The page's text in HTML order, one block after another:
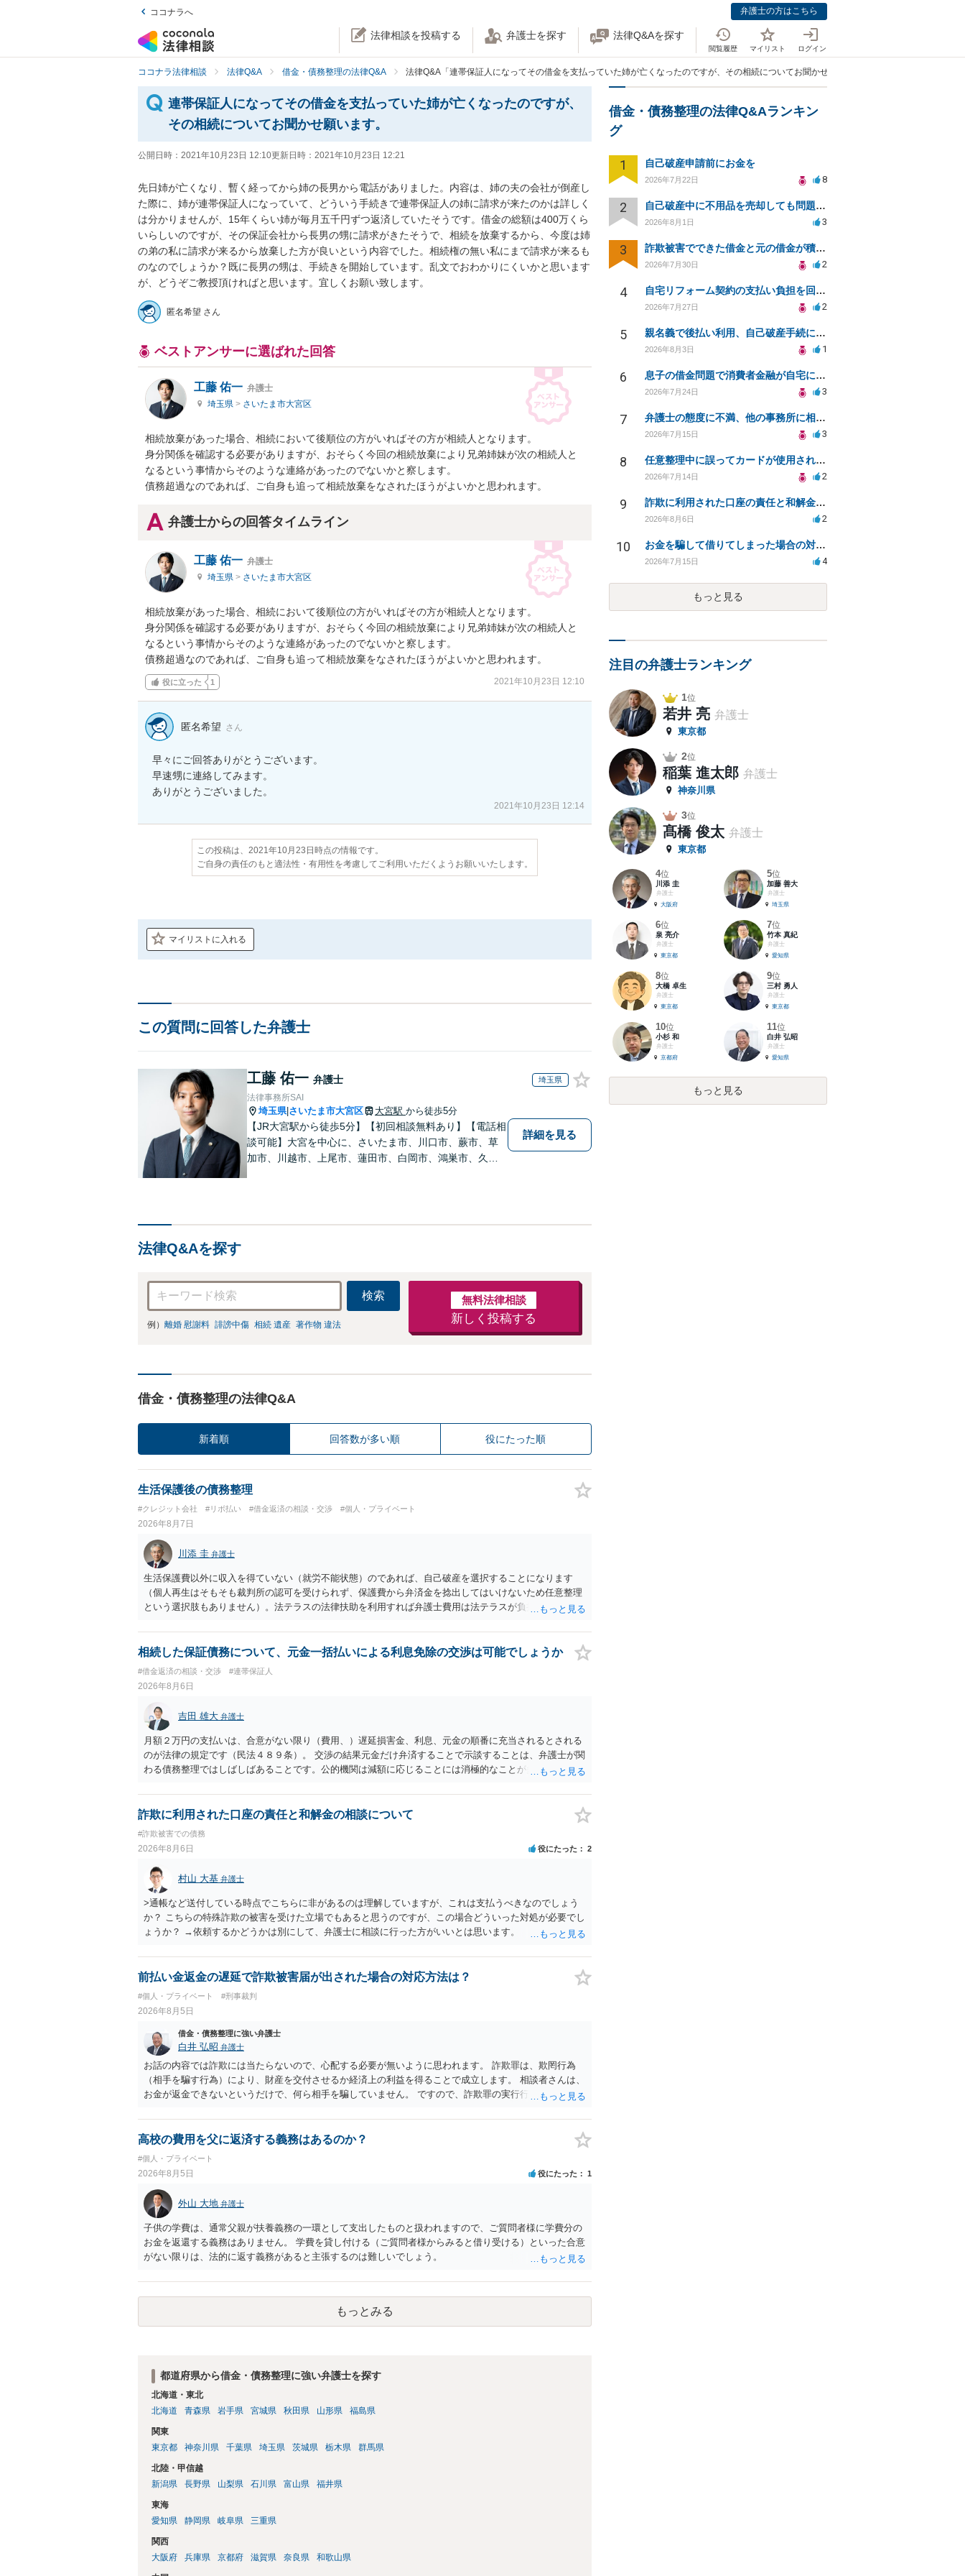
ココナラへ 弁護士の方はこちら
法律相談を投稿する 弁護士を探す 法律Q&Aを探す
閲覧履歴 マイリスト ログイン
ココナラ法律相談 法律Q&A 借金・債務整理の法律Q&A 法律Q&A「連帯保証人になってその借金を支払っていた姉が亡くなったのですが、その相続についてお聞かせ願います。」
連帯保証人になってその借金を支払っていた姉が亡くなったのですが、
その相続についてお聞かせ願います。
公開日時： 2021年10月23日 12:10更新日時： 2021年10月23日 12:21
先日姉が亡くなり、暫く経ってから姉の長男から電話がありました。内容は、姉の夫の会社が倒産し
た際に、姉が連帯保証人になっていて、どういう手続きで連帯保証人の姉に請求が来たのかは詳しく
は分かりませんが、15年くらい姉が毎月五千円ずつ返済していたそうです。借金の総額は400万くら
いらしいのですが、その保証会社から長男の甥に請求がきたそうで、相続を放棄するから、今度は姉
の弟の私に請求が来るから放棄した方が良いという内容でした。相続権の無い私にまで請求が来るも
のなのでしょうか？既に長男の甥は、手続きを開始しています。乱文でおわかりにくいかと思います
が、どうぞご教授頂ければと思います。宜しくお願い致します。
匿名希望 さん
ベストアンサーに選ばれた回答
工藤 佑一 弁護士
埼玉県 > さいたま市大宮区
相続放棄があった場合、相続において後順位の方がいればその方が相続人となります。
身分関係を確認する必要がありますが、おそらく今回の相続放棄により兄弟姉妹が次の相続人と
なるという事情からそのような連絡があったのでないかと察します。
債務超過なのであれば、ご自身も追って相続放棄をなされたほうがよいかと思われます。
弁護士からの回答タイムライン
工藤 佑一 弁護士
埼玉県 > さいたま市大宮区
相続放棄があった場合、相続において後順位の方がいればその方が相続人となります。
身分関係を確認する必要がありますが、おそらく今回の相続放棄により兄弟姉妹が次の相続人と
なるという事情からそのような連絡があったのでないかと察します。
債務超過なのであれば、ご自身も追って相続放棄をなされたほうがよいかと思われます。
役に立った 1 2021年10月23日 12:10
匿名希望 さん
早々にご回答ありがとうございます。
早速甥に連絡してみます。
ありがとうございました。
2021年10月23日 12:14
この投稿は、2021年10月23日時点の情報です。
ご自身の責任のもと適法性・有用性を考慮してご利用いただくようお願いいたします。
マイリストに入れる
この質問に回答した弁護士
工藤 佑一 弁護士 埼玉県
法律事務所SAI
埼玉県| さいたま市大宮区 大宮駅 から徒歩5分
【JR大宮駅から徒歩5分】【初回相談無料あり】【電話相
談可能】大宮を中心に、さいたま市、川口市、蕨市、草
加市、川越市、上尾市、蓮田市、白岡市、鴻巣市、久喜
詳細を見る
法律Q&Aを探す
検索
例） 離婚 慰謝料 誹謗中傷 相続 遺産 著作物 違法
無料法律相談
新しく投稿する
借金・債務整理の法律Q&A
新着順 回答数が多い順 役にたった順
生活保護後の債務整理
#クレジット会社 #リボ払い #借金返済の相談・交渉 #個人・プライベート
2026年8月7日
川添 圭 弁護士
生活保護費以外に収入を得ていない（就労不能状態）のであれば、自己破産を選択することになります
（個人再生はそもそも裁判所の認可を受けられず、保護費から弁済金を捻出してはいけないため任意整理
という選択肢もありません）。法テラスの法律扶助を利用すれば弁護士費用は法テラスが負担し、裁判所
相続した保証債務について、元金一括払いによる利息免除の交渉は可能でしょうか
#借金返済の相談・交渉 #連帯保証人
2026年8月6日
吉田 雄大 弁護士
月額２万円の支払いは、合意がない限り（費用、）遅延損害金、利息、元金の順番に充当されるとされる
のが法律の規定です（民法４８９条）。 交渉の結果元金だけ弁済することで示談することは、弁護士が関
わる債務整理ではしばしばあることです。公的機関は減額に応じることには消極的なことが多いものの、
詐欺に利用された口座の責任と和解金の相談について
#詐欺被害での債務
2026年8月6日 役にたった 2
村山 大基 弁護士
>通帳など送付している時点でこちらに非があるのは理解していますが、これは支払うべきなのでしょう
か？ こちらの特殊詐欺の被害を受けた立場でもあると思うのですが、この場合どういった対処が必要でし
ょうか？ →依頼するかどうかは別にして、弁護士に相談に行った方がいいとは思います。 そもそも、
とは可能でしょうか？ →一般的には難しいです。相談者さんも１００万円の被害を受けたとして、１円も
払わないで和解したいと言われたら、 できるだけ重い刑罰を与えて欲しい、と思われるのではないでし
だ、弁護士費用かけるならその分賠償に回すことも考えられるので、 兼ね合いは考えてみましょう。
前払い金返金の遅延で詐欺被害届が出された場合の対応方法は？
#個人・プライベート #刑事裁判
2026年8月5日
借金・債務整理に強い弁護士
白井 弘昭 弁護士
お話の内容では詐欺には当たらないので、心配する必要が無いように思われます。 詐欺罪は、欺罔行為
（相手を騙す行為）により、財産を交付させるか経済上の利益を得ることで成立します。 相談者さんは、
お金が返金できないというだけで、何ら相手を騙していません。 ですので、詐欺罪の実行行為性が無く罪
を述べた場合は、捜査はあるかもしれません。 ただし、捜査において、真実を説明すれば、「ちゃんと返
しなさいよ」程度の注意で済むことだと思われます。 また、返せるお金が無いのであれば、返せないのは
高校の費用を父に返済する義務はあるのか？
#個人・プライベート
2026年8月5日 役にたった 1
外山 大地 弁護士
子供の学費は、通常父親が扶養義務の一環として支出したものと扱われますので、ご質問者様に学費分の
お金を返還する義務はありません。 学費を貸し付ける（ご質問者様からみると借り受ける）といった合意
がない限りは、法的に返す義務があると主張するのは難しいでしょう。
もっとみる
都道府県から借金・債務整理に強い弁護士を探す
北海道・東北
北海道
青森県 岩手県 宮城県 秋田県 山形県 福島県
関東
東京都
神奈川県 千葉県 埼玉県 茨城県 栃木県 群馬県
北陸・甲信越
新潟県
長野県 山梨県 石川県 富山県 福井県
東海
愛知県
静岡県 岐阜県 三重県
関西
大阪府
兵庫県 京都府 滋賀県 奈良県 和歌山県
借金・債務整理の法律Q&Aランキン
グ
1 自己破産申請前にお金を
2026年7月22日 8
2 自己破産中に不用品を売却しても問題ないか？
2026年8月1日 3
3 詐欺被害でできた借金と元の借金が積み重なり返済困難
2026年7月30日 2
4 自宅リフォーム契約の支払い負担を回避する方法は？
2026年7月27日 2
5 親名義で後払い利用、自己破産手続に影響はあるか？
2026年8月3日 1
6 息子の借金問題で消費者金融が自宅にくるのをやめさせる方法はないですか？
2026年7月24日 3
7 弁護士の態度に不満、他の事務所に相談すべきか？
2026年7月15日 3
8 任意整理中に誤ってカードが使用されてしまった
2026年7月14日 2
9 詐欺に利用された口座の責任と和解金の相談について
2026年8月6日 2
10 お金を騙して借りてしまった場合の対処法と今後の対応策
2026年7月15日 4
もっと見る
注目の弁護士ランキング
1位
若井 亮 弁護士
東京都
2位
稲葉 進太郎 弁護士
神奈川県
3位
髙橋 俊太 弁護士
東京都
4位
川添 圭
弁護士
大阪府
5位
加藤 善大
弁護士
埼玉県
6位
泉 亮介
弁護士
東京都
7位
竹本 真紀
弁護士
愛知県
8位
大橋 卓生
弁護士
東京都
9位
三村 勇人
弁護士
東京都
10位
小杉 和
弁護士
京都府
11位
白井 弘昭
弁護士
愛知県
もっと見る